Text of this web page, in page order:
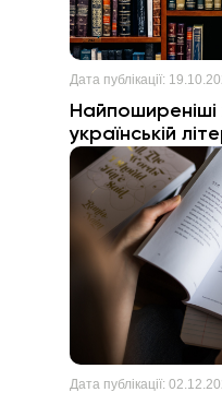
Дата публікації:
Найпоширеніші
українській
Дата публікації: